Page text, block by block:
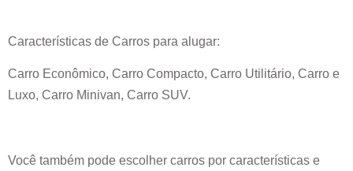
Características de Carros para alugar:
Carro Econômico, Carro Compacto, Carro Utilitário, Carro e
Luxo, Carro Minivan, Carro SUV.
Você também pode escolher carros por características e